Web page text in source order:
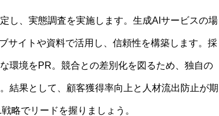
し、実態調査を実施します。生成AIサービスの場
サイトや資料で活用し、信頼性を構築します。採
環境をPR。競合との差別化を図るため、独自の
結果として、顧客獲得率向上と人材流出防止が期
略でリードを握りましょう。